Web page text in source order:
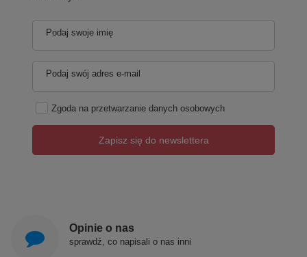
Podaj swoje imię
Podaj swój adres e-mail
Zgoda na przetwarzanie danych osobowych
Zapisz się do newslettera
Opinie o nas
sprawdź, co napisali o nas inni